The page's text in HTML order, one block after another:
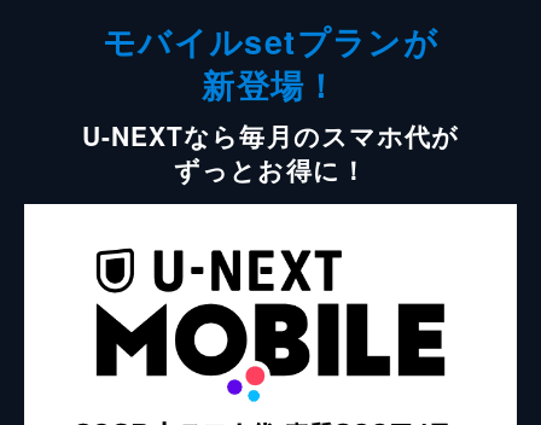
モバイルsetプランが
新登場！
U-NEXTなら毎月のスマホ代が
ずっとお得に！